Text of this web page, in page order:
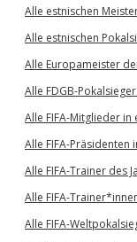
Alle estnischen
Alle estnischen
Alle Europameister
Alle FDGB-
Alle FIFA-Mitglieder in
Alle FIFA-Präsidenten
Alle FIFA-Trainer des
Alle FIFA-
Alle FIFA-